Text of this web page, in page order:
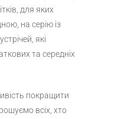
для яких
на серію із
які
та середніх
покращити
всіх, хто